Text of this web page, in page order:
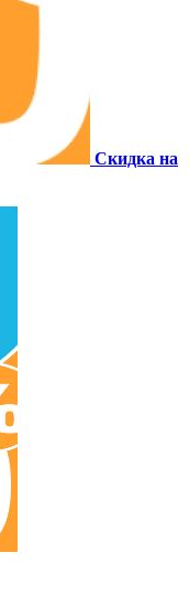
Скидка на